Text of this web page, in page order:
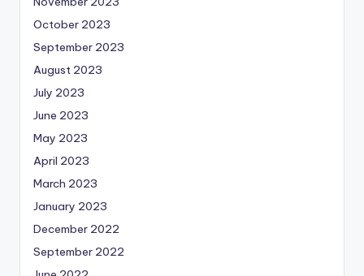
October 2023
September 2023
August 2023
July 2023
June 2023
May 2023
April 2023
March 2023
January 2023
December 2022
September 2022